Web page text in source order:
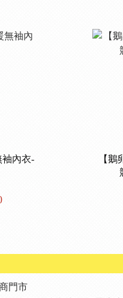
袖內衣-
【
門市